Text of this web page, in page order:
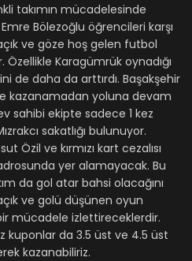
takımın mücadelesinde
Bölezoğlu öğrencileri karşı
ve göze hoş gelen futbol
Karagümrük oynadığı
de daha da arttırdı. Başakşehir
kazanamadan yoluna devam
sahibi ekipte sadece 1 kez
sakatlığı bulunuyor.
Özil ve kırmızı kart cezalısı
yer alamayacak. Bu
da gol atar bahsi olacağını
ve golü düşünen oyun
mücadele izlettireceklerdir.
kuponlar da 3.5 üst ve 4.5 üst
kazanabiliriz.